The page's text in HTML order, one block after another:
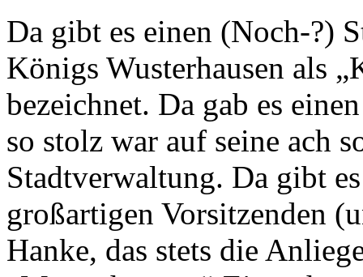
Da gibt es einen (Noch-?)
Königs Wusterhausen als
bezeichnet. Da gab es
so stolz war auf seine ach
Stadtverwaltung. Da gibt
großartigen Vorsitzenden
Hanke, das stets die